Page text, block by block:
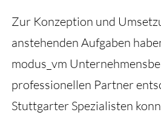
Zur Konzeption und
anstehenden Aufgaben
modus_vm
professionellen Partner
Stuttgarter Spezialisten